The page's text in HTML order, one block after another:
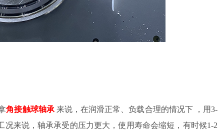
角接触球轴承 来说，在润滑正常、负载合理的情况下 ， 用3-
况来说，轴承承受的压力更大，使用寿命会缩短，有时候1-2